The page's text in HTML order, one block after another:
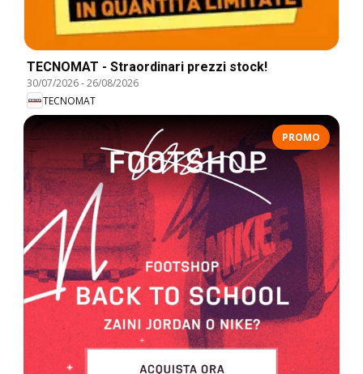
TECNOMAT - Straordinari prezzi stock!
30/07/2026-26/08/2026
TECNOMAT
PROMO